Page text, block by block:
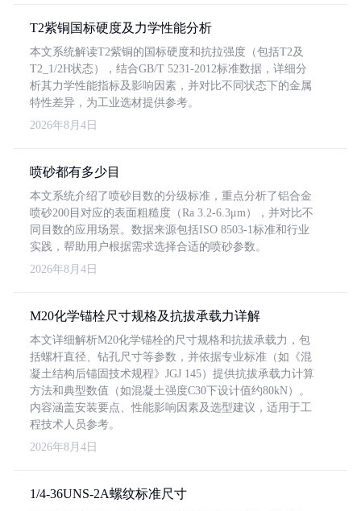
T2紫铜国标硬度及力学性能分析
本文系统解读T2紫铜的国标硬度和抗拉强度（包括T2及
T2_1/2H状态），结合GB/T 5231-2012标准数据，详细分
析其力学性能指标及影响因素，并对比不同状态下的金属
特性差异，为工业选材提供参考。
2026年8月4日
喷砂都有多少目
本文系统介绍了喷砂目数的分级标准，重点分析了铝合金
喷砂200目对应的表面粗糙度（Ra 3.2-6.3μm），并对比不
同目数的应用场景。数据来源包括ISO 8503-1标准和行业
实践，帮助用户根据需求选择合适的喷砂参数。
2026年8月4日
M20化学锚栓尺寸规格及抗拔承载力详解
本文详细解析M20化学锚栓的尺寸规格和抗拔承载力，包
括螺杆直径、钻孔尺寸等参数，并依据专业标准（如《混
凝土结构后锚固技术规程》JGJ 145）提供抗拔承载力计算
方法和典型数值（如混凝土强度C30下设计值约80kN）。
内容涵盖安装要点、性能影响因素及选型建议，适用于工
程技术人员参考。
2026年8月4日
1/4-36UNS-2A螺纹标准尺寸